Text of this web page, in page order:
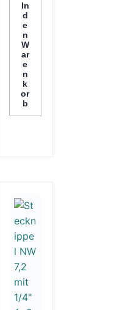
In
d
e
n
W
ar
e
n
k
or
b